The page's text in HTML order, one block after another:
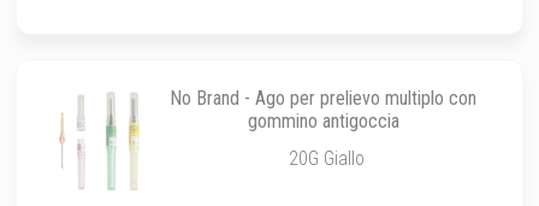
No Brand - Ago per prelievo multiplo con
gommino antigoccia
20G Giallo